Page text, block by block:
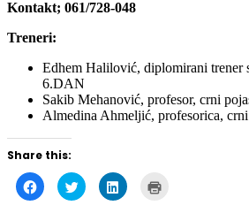
Kontakt; 061/728-048
Treneri:
Edhem Halilović, diplomirani trener
6.DAN
Sakib Mehanović, profesor, crni
Almedina Ahmeljić, profesorica,
Share this:
Click
to
share
Click
to
share
Click
to